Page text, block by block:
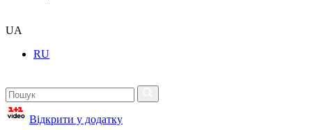
UA
RU
Відкрити у додатку